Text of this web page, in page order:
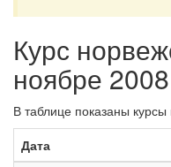
Курс
ноябре
В таблице показаны
Дата